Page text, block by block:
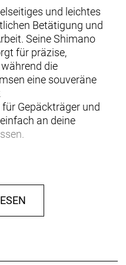
und leichtes
Betätigung und
Seine Shimano
für präzise,
die
eine souveräne
Gepäckträger und
an deine
von
mit einem leichten
Teilen